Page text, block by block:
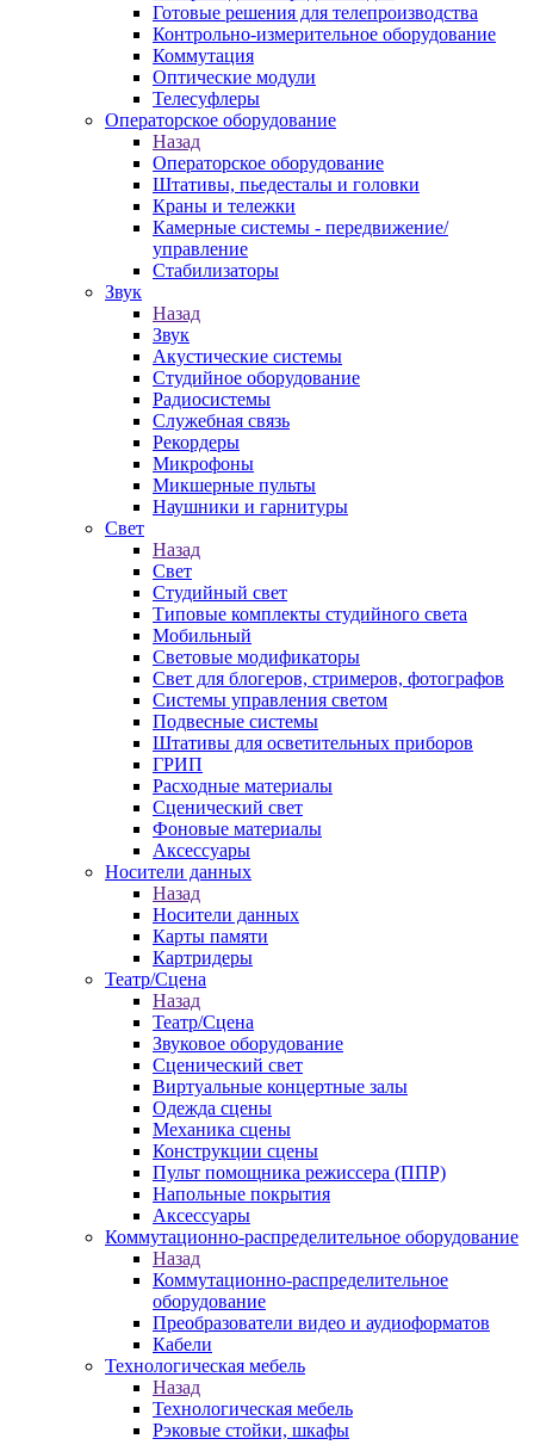
Готовые решения для телепроизводства
Контрольно-измерительное оборудование
Коммутация
Оптические модули
Телесуфлеры
Операторское оборудование
Назад
Операторское оборудование
Штативы, пьедесталы и головки
Краны и тележки
Камерные системы - передвижение/
управление
Стабилизаторы
Звук
Назад
Звук
Акустические системы
Студийное оборудование
Радиосистемы
Служебная связь
Рекордеры
Микрофоны
Микшерные пульты
Наушники и гарнитуры
Свет
Назад
Свет
Студийный свет
Типовые комплекты студийного света
Мобильный
Световые модификаторы
Свет для блогеров, стримеров, фотографов
Системы управления светом
Подвесные системы
Штативы для осветительных приборов
ГРИП
Расходные материалы
Сценический свет
Фоновые материалы
Аксессуары
Носители данных
Назад
Носители данных
Карты памяти
Картридеры
Театр/Сцена
Назад
Театр/Сцена
Звуковое оборудование
Сценический свет
Виртуальные концертные залы
Одежда сцены
Механика сцены
Конструкции сцены
Пульт помощника режиссера (ППР)
Напольные покрытия
Аксессуары
Коммутационно-распределительное оборудование
Назад
Коммутационно-распределительное
оборудование
Преобразователи видео и аудиоформатов
Кабели
Технологическая мебель
Назад
Технологическая мебель
Рэковые стойки, шкафы